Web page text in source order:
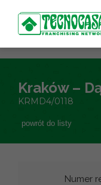
Kraków –
KRMD4/0118
powrót do listy
Numer